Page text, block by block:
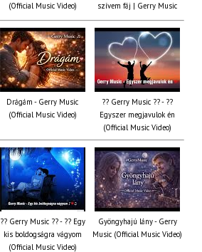
(Official Music Video)
szívem fáj | Gerry Music
Drágám - Gerry Music
(Official Music Video)
?? Gerry Music ?? - ??
Egyszer megjavulok én
(Official Music Video)
?? Gerry Music ?? - ?? Egy
kis boldogságra vágyom
(Official Music Video)
Gyöngyhajú lány - Gerry
Music (Official Music Video)